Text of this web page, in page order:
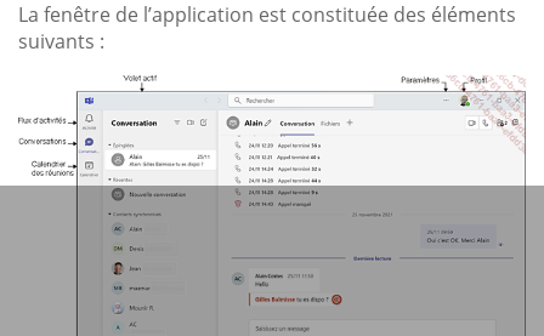
La fenêtre de l’application est constituée des éléments
suivants :